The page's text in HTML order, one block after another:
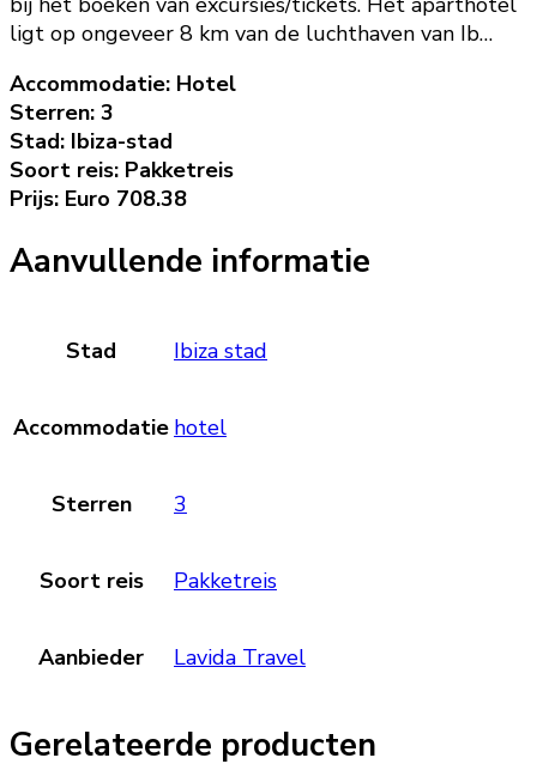
ligt op ongeveer 8 km van de luchthaven van Ib…
Accommodatie: Hotel
Sterren: 3
Stad: Ibiza-stad
Soort reis: Pakketreis
Prijs: Euro 708.38
Aanvullende informatie
Stad Ibiza stad
Accommodatie hotel
Sterren 3
Soort reis Pakketreis
Aanbieder Lavida Travel
Gerelateerde producten